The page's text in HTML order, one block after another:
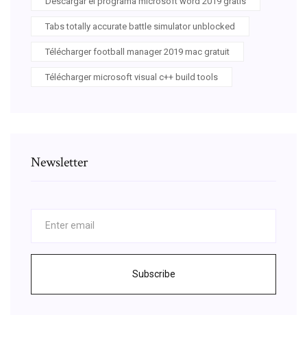
Tabs totally accurate battle simulator unblocked
Télécharger football manager 2019 mac gratuit
Télécharger microsoft visual c++ build tools
Newsletter
Subscribe